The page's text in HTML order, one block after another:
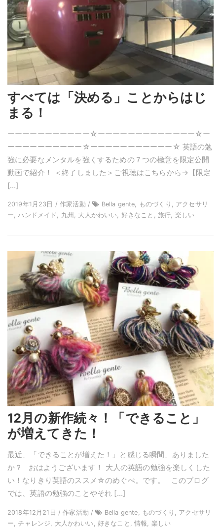
すべては「決める」ことからはじ
まる！
ーーーーーーーーーーー☆ーーーーーーーーーーーーー☆ー
ーーーーーーーーーー☆ーーーーーーーーーーー☆ 英語の勉
強に必要なメンタルを強くするための７つの極意を限定公開
動画で紹介！ ＜終了しました＞ご視聴はこちらから→【限定
[…]
2019年1月23日 / 作家活動 /
Bella gente, ものづくり, アクセサリ
ー, ハンドメイド, 九州, 大人かわいい, 好きなこと, 旅行, 楽しい
12月の新作続々！「できること」
が増えてきた！
最近、「できることが増えた！」と感じる瞬間、ありました
か？ おはようございます！ 大人の英語の勉強を楽しくした
い！なりきり英語のススメ☆のめぐぺ。です。 このブログ
では、英語の勉強のことやそれ […]
2018年12月21日 / 作家活動 /
Bella gente, ものづくり, アクセサリ
ー, チャレンジ, 大人かわいい, 好きなこと, 情報, 楽しい